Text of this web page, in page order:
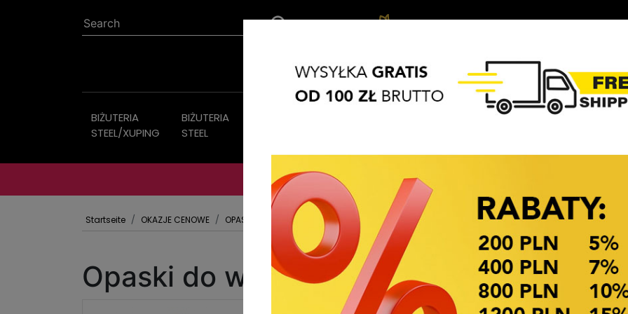
BIŻUTERIA
STEEL/XUPING
BIŻUTERIA
STEEL
OKAZJE CENOWE
Startseite OKAZJE CENOWE OPASKI
Opaski do włosów
Verfügbarkeit: